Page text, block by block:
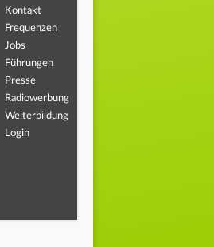
Kontakt
Frequenzen
Jobs
Führungen
Presse
Radiowerbung
Weiterbildung
Login